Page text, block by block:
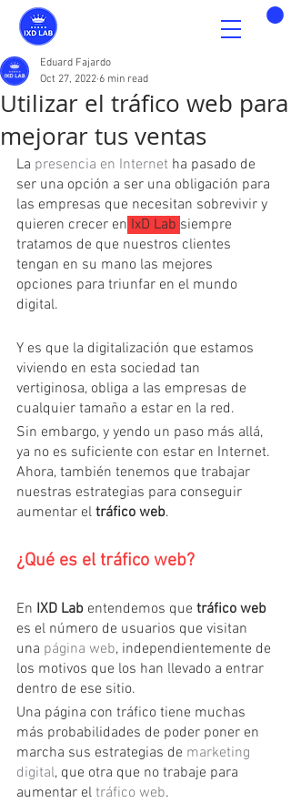
Utilizar el tráfico web para
mejorar tus ventas
Eduard Fajardo
Oct 27, 2022 6 min read
La presencia en Internet ha pasado de
ser una opción a ser una obligación para
las empresas que necesitan sobrevivir y
quieren crecer en IxD Lab siempre
tratamos de que nuestros clientes
tengan en su mano las mejores
opciones para triunfar en el mundo
digital.
Y es que la digitalización que estamos
viviendo en esta sociedad tan
vertiginosa, obliga a las empresas de
cualquier tamaño a estar en la red.
Sin embargo, y yendo un paso más allá,
ya no es suficiente con estar en Internet.
Ahora, también tenemos que trabajar
nuestras estrategias para conseguir
aumentar el tráfico web.
¿Qué es el tráfico web?
En IXD Lab entendemos que tráfico web
es el número de usuarios que visitan
una página web, independientemente de
los motivos que los han llevado a entrar
dentro de ese sitio.
Una página con tráfico tiene muchas
más probabilidades de poder poner en
marcha sus estrategias de marketing
digital, que otra que no trabaje para
aumentar el tráfico web.